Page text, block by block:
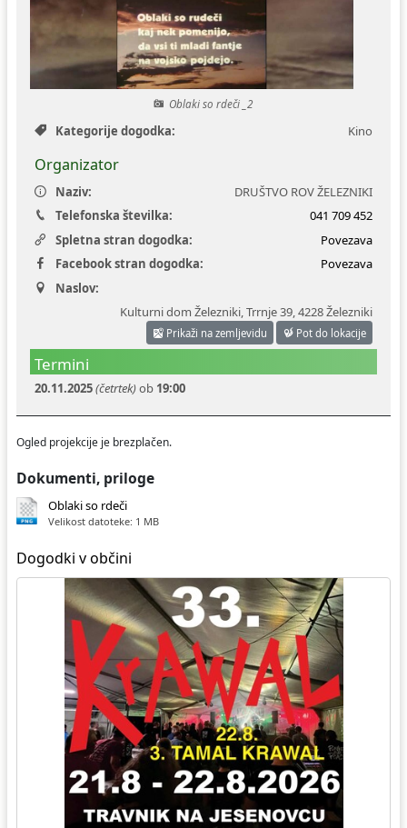
Oblaki so rdeči _2
Kategorije dogodka: Kino
Organizator
Naziv:
DRUŠTVO ROV ŽELEZNIKI
Telefonska številka:
041 709 452
Spletna stran dogodka:
Povezava
Facebook stran dogodka:
Povezava
Naslov:
Kulturni dom Železniki, Trrnje 39,4228 Železniki
Prikaži na zemljevidu Pot do lokacije
Termini
20.11.2025(četrtek)ob 19:00
Ogled projekcije je brezplačen.
Dokumenti, priloge
Oblaki so rdeči
Velikost datoteke: 1 MB
Dogodki v občini
Ceniki
Fotogalerija
Katalog informacij javnega značaja
Proračun občine
Koledar odvoza odpadkov
Uradni dokumenti in povezave